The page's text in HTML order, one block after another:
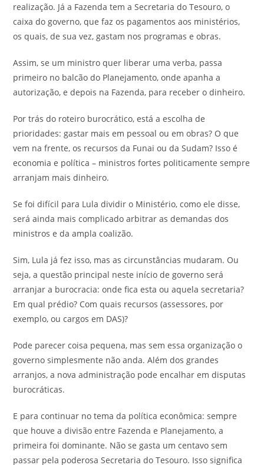
realização. Já a Fazenda tem a Secretaria do Tesouro, o
caixa do governo, que faz os pagamentos aos ministérios,
os quais, de sua vez, gastam nos programas e obras.
Assim, se um ministro quer liberar uma verba, passa
primeiro no balcão do Planejamento, onde apanha a
autorização, e depois na Fazenda, para receber o dinheiro.
Por trás do roteiro burocrático, está a escolha de
prioridades: gastar mais em pessoal ou em obras? O que
vem na frente, os recursos da Funai ou da Sudam? Isso é
economia e política – ministros fortes politicamente sempre
arranjam mais dinheiro.
Se foi difícil para Lula dividir o Ministério, como ele disse,
será ainda mais complicado arbitrar as demandas dos
ministros e da ampla coalizão.
Sim, Lula já fez isso, mas as circunstâncias mudaram. Ou
seja, a questão principal neste início de governo será
arranjar a burocracia: onde fica esta ou aquela secretaria?
Em qual prédio? Com quais recursos (assessores, por
exemplo, ou cargos em DAS)?
Pode parecer coisa pequena, mas sem essa organização o
governo simplesmente não anda. Além dos grandes
arranjos, a nova administração pode encalhar em disputas
burocráticas.
E para continuar no tema da política econômica: sempre
que houve a divisão entre Fazenda e Planejamento, a
primeira foi dominante. Não se gasta um centavo sem
passar pela poderosa Secretaria do Tesouro. Isso significa